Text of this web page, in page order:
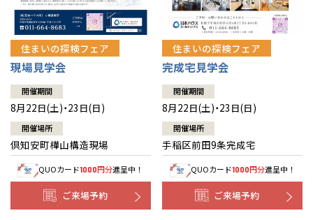
住まいの探検フェア
現場見学会
開催期間
8月22日(土)・23日(日)
開催場所
倶知安町樺山構造現場
QUOカード1000円分進呈中！
ご来場予約
住まいの探検フェア
完成宅見学会
開催期間
8月22日(土)・23日(日)
開催場所
手稲区前田9条完成宅
QUOカード1000円分進呈中！
ご来場予約
道央
道北
道南
道東
青森
秋田
岩手
山形
宮城
福島
甲信越・北陸
新潟
山梨
長野
富山
石川
関東
東京
神奈川
埼玉
千葉
東海
愛知
岐阜
静岡
近畿
大阪
京都
中国・四国
岡山
九州
道央
苫小牧千歳
小樽
道北
道南
道東
釧路
青森県
八戸
青森
秋田県
秋田
岩手県
山形県
宮城県
仙台
福島県
甲信越・北陸
新潟県
長岡
山梨県
長野県
富山県
富山
石川県
関東
東京都
神奈川県
相模
埼玉県
埼玉
東海
愛知県
岐阜県
岐阜
静岡県
近畿
大阪府
大阪
京都府
京都
兵庫県
姫路
中国・四国
岡山県
岡山
九州